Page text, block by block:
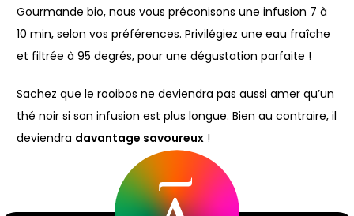
Gourmande bio, nous vous préconisons une infusion 7 à
10 min, selon vos préférences. Privilégiez une eau fraîche
et filtrée à 95 degrés, pour une dégustation parfaite !
Sachez que le rooibos ne deviendra pas aussi amer qu’un
thé noir si son infusion est plus longue. Bien au contraire, il
deviendra davantage savoureux !